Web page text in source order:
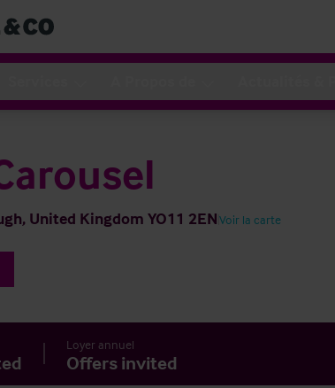
United Kingdom YO11 2ENVoir la carte
Loyer annuel
Offers invited